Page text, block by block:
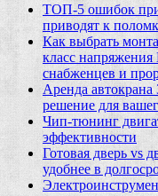
ТОП-5 ошибок при
приводят к
Как выбрать
класс напряжения
снабженцев и
Аренда
решение для
Чип‑тюнинг
эффективности
Готовая дверь vs
удобнее в